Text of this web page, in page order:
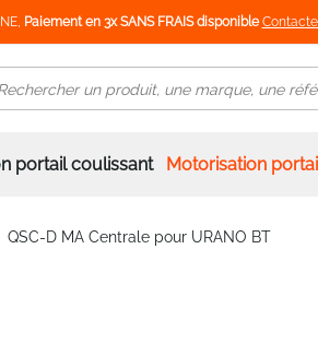
Paiement en 3x SANS FRAIS disponible
portail coulissant Motorisation
QSC-D MA Centrale pour URANO BT